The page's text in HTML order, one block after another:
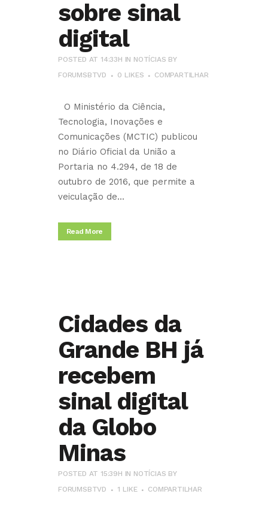
sobre sinal
digital
POSTED AT 14:33H IN NOTÍCIAS BY
FORUMSBTVD
0 LIKES COMPARTILHAR
O Ministério da Ciência,
Tecnologia, Inovações e
Comunicações (MCTIC) publicou
no Diário Oficial da União a
Portaria no 4.294, de 18 de
outubro de 2016, que permite a
veiculação de...
Read More
Cidades da
Grande BH já
recebem
sinal digital
da Globo
Minas
POSTED AT 15:39H IN NOTÍCIAS BY
FORUMSBTVD
1 LIKE COMPARTILHAR